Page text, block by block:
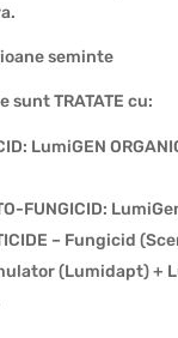
seminte
sunt TRATATE cu:
LumiGEN
FUNGICID:
– Fungicid
(Lumidapt) +